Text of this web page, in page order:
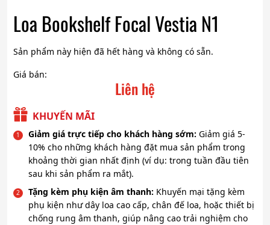
Loa Bookshelf Focal Vestia N1
Sản phẩm này hiện đã hết hàng và không có sẵn.
Giá bán:
Liên hệ
KHUYẾN MÃI
Giảm giá trực tiếp cho khách hàng sớm: Giảm giá 5-
10% cho những khách hàng đặt mua sản phẩm trong
khoảng thời gian nhất định (ví dụ: trong tuần đầu tiên
sau khi sản phẩm ra mắt).
Tặng kèm phụ kiện âm thanh: Khuyến mại tặng kèm
phụ kiện như dây loa cao cấp, chân đế loa, hoặc thiết bị
chống rung âm thanh, giúp nâng cao trải nghiệm cho